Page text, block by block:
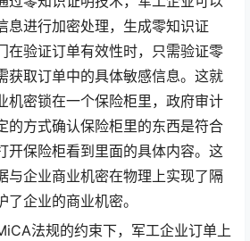
息进行加密处理，生成零知识证
在验证订单有效性时，只需验证零
获取订单中的具体敏感信息。这就
机密锁在一个保险柜里，政府审计
的方式确认保险柜里的东西是符合
开保险柜看到里面的具体内容。这
与企业商业机密在物理上实现了隔
企业的商业机密。
法规的约束下，军工企业订单上